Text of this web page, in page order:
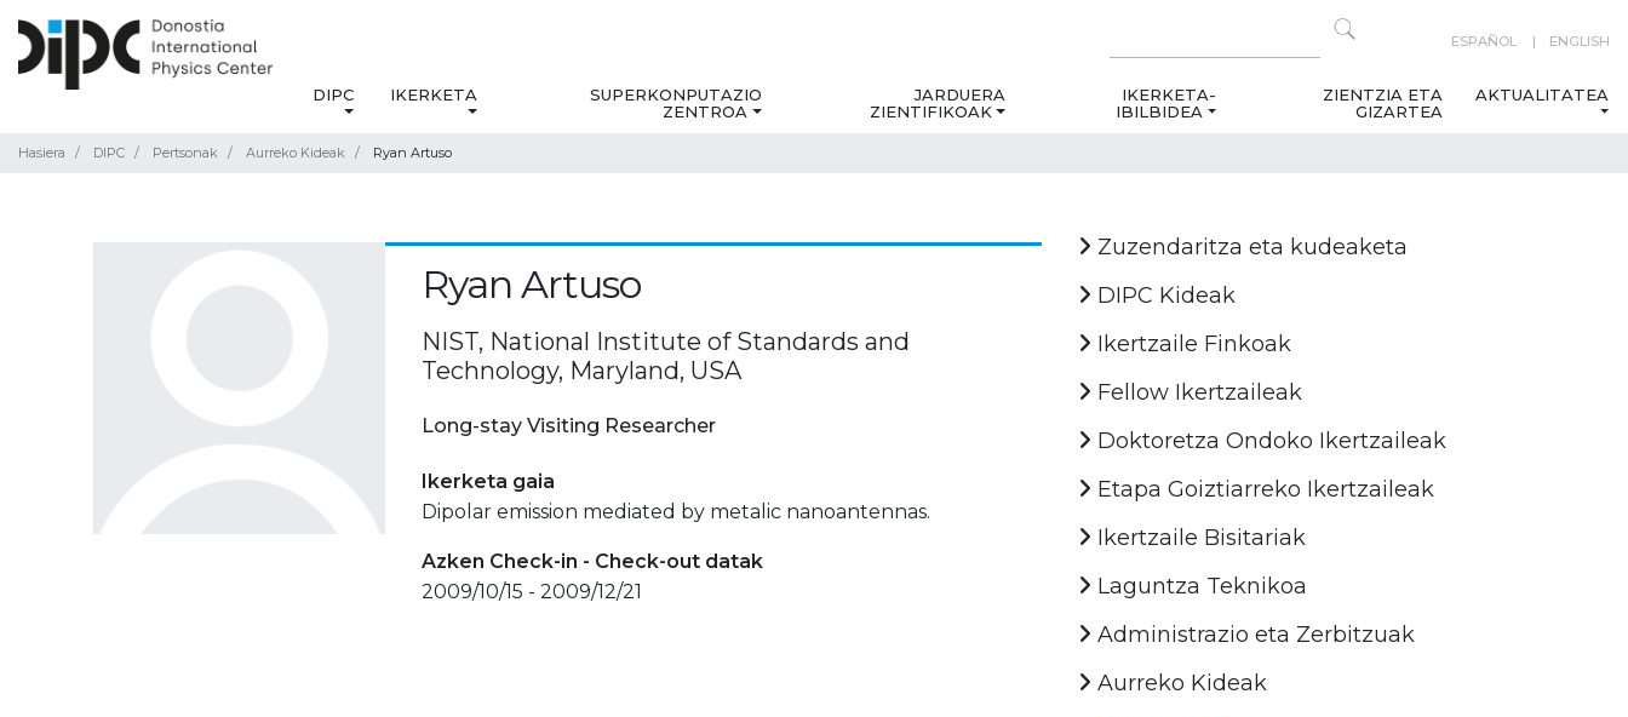
ESPAÑOL ENGLISH
DIPC IKERKETA
SUPERKONPUTAZIO
ZENTROA
JARDUERA
ZIENTIFIKOAK
IKERKETA-
IBILBIDEA
ZIENTZIA ETA
GIZARTEA
AKTUALITATEA
Hasiera DIPC Pertsonak Aurreko Kideak Ryan Artuso
Ryan Artuso
NIST, National Institute of Standards and
Technology, Maryland, USA
Long-stay Visiting Researcher
Ikerketa gaia
Dipolar emission mediated by metalic nanoantennas.
Azken Check-in - Check-out datak
2009/10/15 - 2009/12/21
Zuzendaritza eta kudeaketa
DIPC Kideak
Ikertzaile Finkoak
Fellow Ikertzaileak
Doktoretza Ondoko Ikertzaileak
Etapa Goiztiarreko Ikertzaileak
Ikertzaile Bisitariak
Laguntza Teknikoa
Administrazio eta Zerbitzuak
Aurreko Kideak